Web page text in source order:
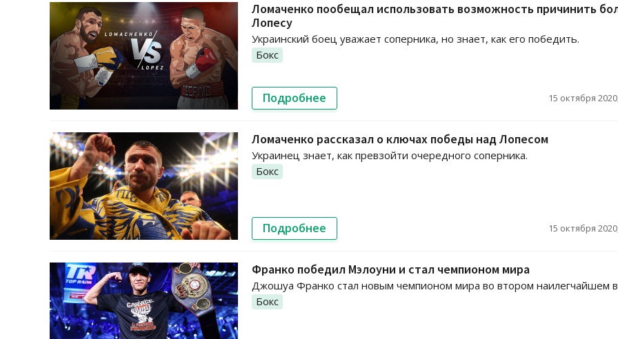
Ломаченко пообещал использовать возможность причинить
Лопесу
Украинский боец уважает соперника, но знает, как его победить.
Бокс
Подробнее 15 октября
Ломаченко рассказал о ключах победы над Лопесом
Украинец знает, как превзойти очередного соперника.
Бокс
Подробнее 15 октября
Франко победил Мэлоуни и стал чемпионом мира
Джошуа Франко стал новым чемпионом мира во втором наилегчайшем
Бокс